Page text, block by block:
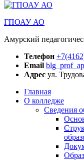
ГПОАУ АО
Амурский
Телефон
Email
Адрес ул.
Главная
О колледже
Сведения